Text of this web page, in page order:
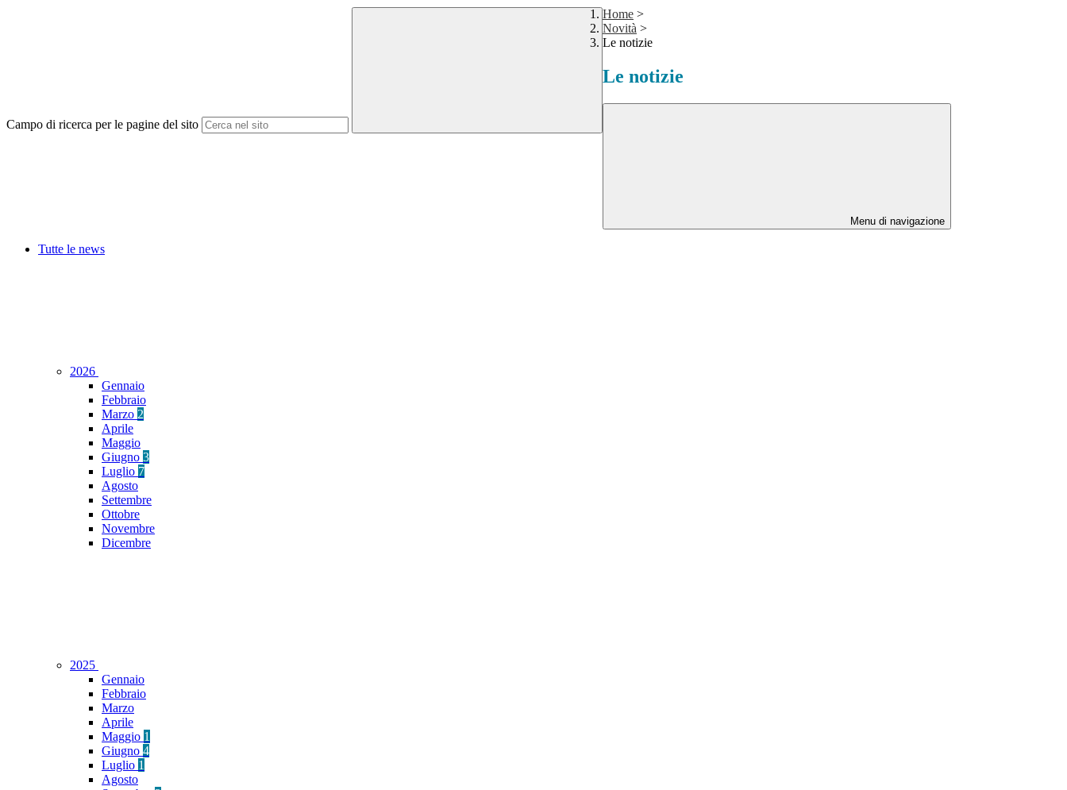
Campo di ricerca per le pagine del sito
Home >
Novità >
Le notizie
Le notizie
Menu di navigazione
Tutte le news
2026
Gennaio
Febbraio
Marzo 2
Aprile
Maggio
Giugno 3
Luglio 7
Agosto
Settembre
Ottobre
Novembre
Dicembre
2025
Gennaio
Febbraio
Marzo
Aprile
Maggio 1
Giugno 4
Luglio 1
Agosto